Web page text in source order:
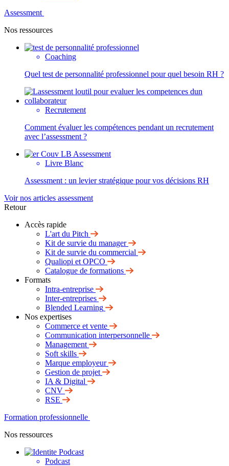
Assessment
Nos ressources
Coaching
Quel test de personnalité professionnel pour quel besoin RH ?
Recrutement
Comment évaluer les compétences pendant un recrutement
avec l’assessment ?
Livre Blanc
Assessment : un levier stratégique pour vos décisions RH
Voir nos articles assessment
Retour
Accès rapide
L'art du Pitch
Kit de survie du manager
Kit de survie du commercial
Qualiopi et OPCO
Catalogue de formations
Formats
Intra-entreprise
Inter-entreprises
Blended Learning
Nos expertises
Commerce et vente
Communication interpersonnelle
Management
Soft skills
Marque employeur
Gestion de projet
IA & Digital
CNV
RSE
Formation professionnelle
Nos ressources
Podcast